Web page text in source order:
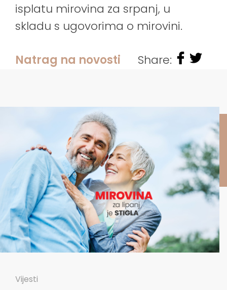
isplatu mirovina za srpanj, u
skladu s ugovorima o mirovini.
Natrag na novosti Share:
Vijesti